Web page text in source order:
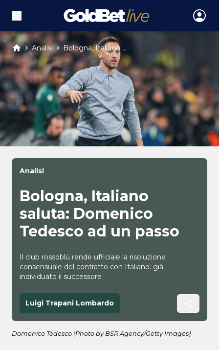
Analisi Bologna, Italiano ...
Analisi
Bologna, Italiano
saluta: Domenico
Tedesco ad un passo
Il club rossoblù rende ufficiale la risoluzione
consensuale del contratto con Italiano: già
individuato il successore
Luigi Trapani Lombardo
Domenico Tedesco (Photo by BSR Agency/Getty Images)